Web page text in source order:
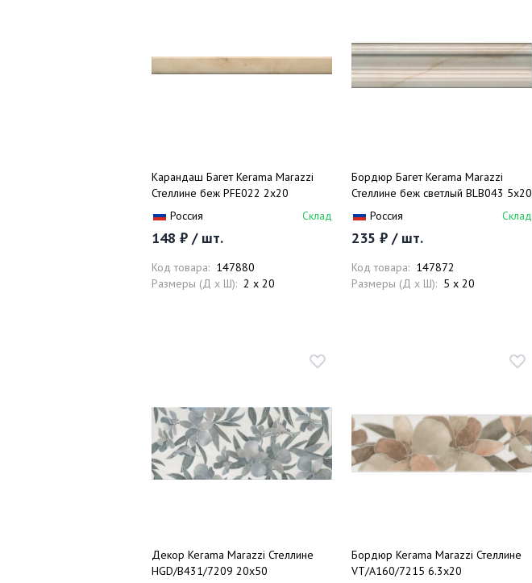
Карандаш Багет Kerama Marazzi
Стеллине беж PFE022 2х20
Россия
Склад
148 ₽ / шт.
Код товара: 147880
Размеры (Д x Ш): 2 x 20
Бордюр Багет Kerama Marazzi
Стеллине беж светлый BLB043 5х20
Россия
Склад
235 ₽ / шт.
Код товара: 147872
Размеры (Д x Ш): 5 x 20
Декор Kerama Marazzi Стеллине
HGD/B431/7209 20х50
Бордюр Kerama Marazzi Стеллине
VT/A160/7215 6.3х20